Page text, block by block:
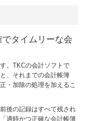
タイムリーな会
。TKCの会計ソフトで
、それまでの会計帳簿
・加除の処理を加えるこ
後の記録はすべて残され
適時かつ正確な会計帳簿